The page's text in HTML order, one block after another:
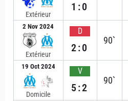
Extérieur
1:0
2 Nov 2024
Extérieur
D
2:0
90`
19 Oct 2024
Domicile
V
5:2
90`